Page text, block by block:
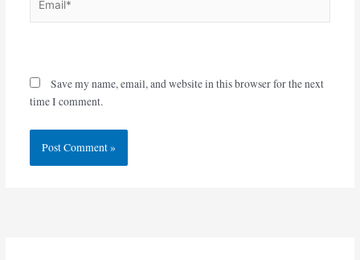
Save my name, email, and website in this browser for the next
time I comment.